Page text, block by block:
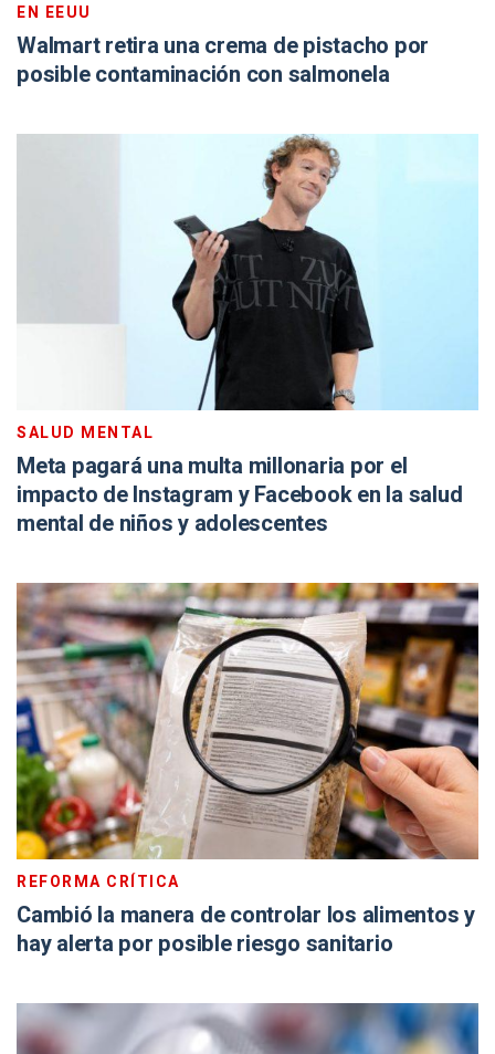
EN EEUU
Walmart retira una crema de pistacho por
posible contaminación con salmonela
SALUD MENTAL
Meta pagará una multa millonaria por el
impacto de Instagram y Facebook en la salud
mental de niños y adolescentes
REFORMA CRÍTICA
Cambió la manera de controlar los alimentos y
hay alerta por posible riesgo sanitario